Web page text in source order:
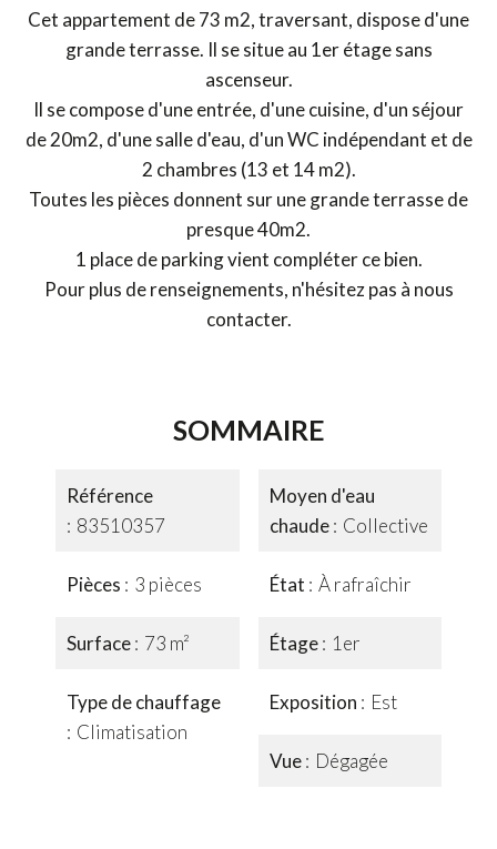
Cet appartement de 73 m2, traversant, dispose d'une
grande terrasse. Il se situe au 1er étage sans
ascenseur.
Il se compose d'une entrée, d'une cuisine, d'un séjour
de 20m2, d'une salle d'eau, d'un WC indépendant et de
2 chambres (13 et 14 m2).
Toutes les pièces donnent sur une grande terrasse de
presque 40m2.
1 place de parking vient compléter ce bien.
Pour plus de renseignements, n'hésitez pas à nous
contacter.
SOMMAIRE
Référence
83510357
Pièces 3 pièces
Surface 73 m²
Type de chauffage
Climatisation
Moyen d'eau
chaude
Collective
État À rafraîchir
Étage 1er
Exposition Est
Vue Dégagée